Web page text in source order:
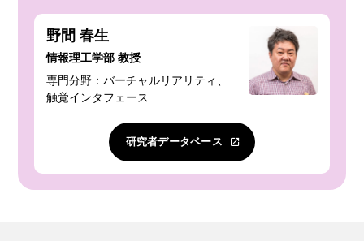
野間 春生
情報理工学部 教授
専門分野：バーチャルリアリティ、
触覚インタフェース
研究者データベース